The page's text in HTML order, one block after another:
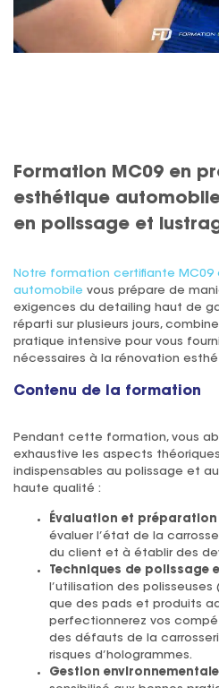
Formation MC09 en
esthétique
en polissage et
Notre formation certifiante
automobile vous prépare de
exigences du detailing haut de
réparti sur plusieurs jours,
pratique intensive pour vous
nécessaires à la rénovation
Contenu de la formation
Pendant cette formation, vous
exhaustive les aspects
indispensables au polissage et
haute qualité :
Évaluation et préparation
évaluer l’état de la
du client et à établir des
Techniques de polissage
l’utilisation des
que des pads et produits
perfectionnerez vos
des défauts de la
risques d’hologrammes.
Gestion